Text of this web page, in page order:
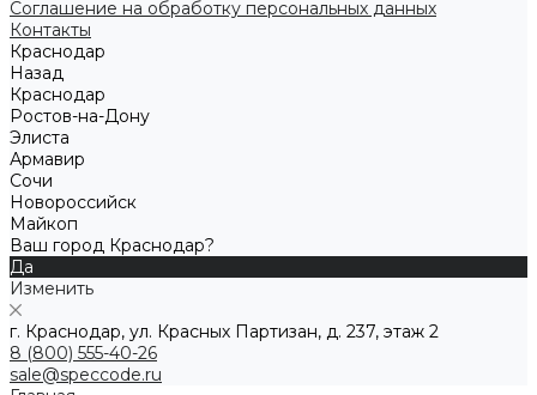
Соглашение на обработку персональных данных
Контакты
Краснодар
Назад
Краснодар
Ростов-на-Дону
Элиста
Армавир
Сочи
Новороссийск
Майкоп
Ваш город Краснодар?
Да
Изменить
г. Краснодар, ул. Красных Партизан, д. 237, этаж 2
8 (800) 555-40-26
sale@speccode.ru